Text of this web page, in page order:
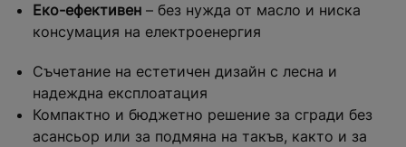
Еко-ефективен – без нужда от масло и ниска
консумация на електроенергия
Съчетание на естетичен дизайн с лесна и
надеждна експлоатация
Компактно и бюджетно решение за сгради без
асансьор или за подмяна на такъв, както и за